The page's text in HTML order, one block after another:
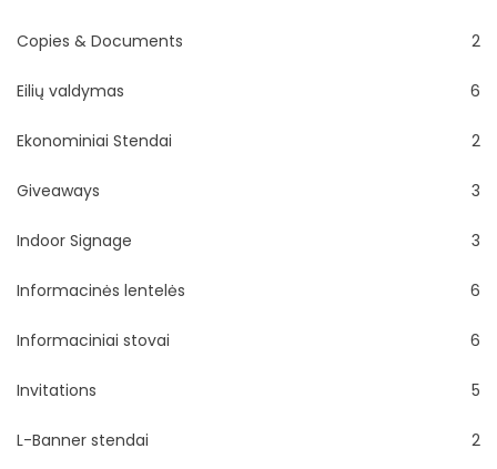
Copies & Documents 2
Eilių valdymas 6
Ekonominiai Stendai 2
Giveaways 3
Indoor Signage 3
Informacinės lentelės 6
Informaciniai stovai 6
Invitations 5
L-Banner stendai 2